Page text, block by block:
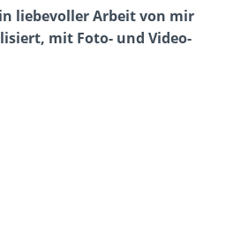
liebevoller Arbeit von mir
mit Foto- und Video-